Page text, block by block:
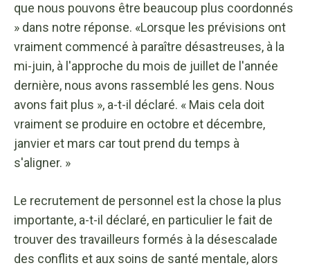
que nous pouvons être beaucoup plus coordonnés
» dans notre réponse. «Lorsque les prévisions ont
vraiment commencé à paraître désastreuses, à la
mi-juin, à l'approche du mois de juillet de l'année
dernière, nous avons rassemblé les gens. Nous
avons fait plus », a-t-il déclaré. « Mais cela doit
vraiment se produire en octobre et décembre,
janvier et mars car tout prend du temps à
s'aligner. »
Le recrutement de personnel est la chose la plus
importante, a-t-il déclaré, en particulier le fait de
trouver des travailleurs formés à la désescalade
des conflits et aux soins de santé mentale, alors